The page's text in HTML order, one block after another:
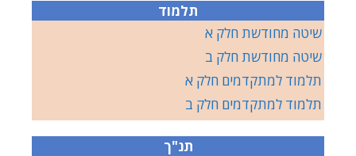
תלמוד
שיטה מחודשת חלק א
שיטה מחודשת חלק ב
תלמוד למתקדמים חלק א
תלמוד למתקדמים חלק ב
תנ"ך